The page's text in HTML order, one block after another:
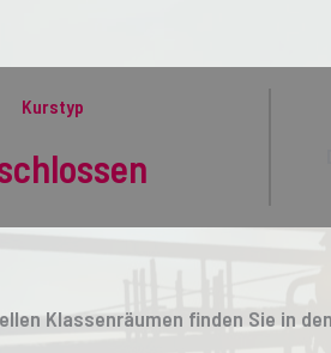
Kurstyp
Klassenräumen finden Sie in